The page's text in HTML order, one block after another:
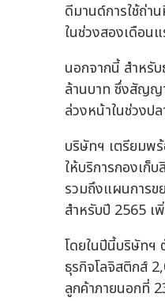
ดีมานด์การใช้ถ่า
ในช่วงสองเดือน
นอกจากนี้ สำหรั
ล้านบาท ซึ่งสัญญ
ล่วงหน้าในช่วงป
บริษัทฯ เตรียมพ
ให้บริการกองเก็
รวมถึงแผนการข
สำหรับปี 2565 เ
โดยในปีนี้บริษัทฯ
ธุรกิจโลจิสติกส์
ลูกค้าภายนอกที่